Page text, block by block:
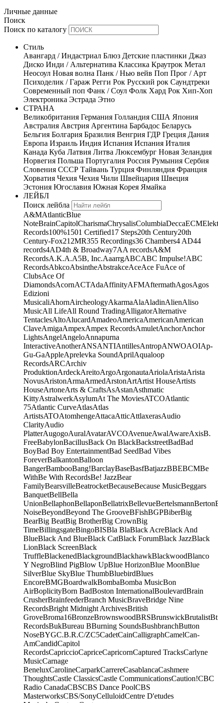
Личные данные
Поиск
Поиск по каталогу
Стиль
Авангард / Индастриал Блюз Детские пластинки Джаз
Диско Инди / Альтернатива Классика Краутрок Метал
Неосоул Новая волна Панк / Нью вейв Поп Прог / Арт
Психоделик / Гараж Регги Рок Русский рок Саундтреки
Современный поп Фанк / Соул Фолк Хард Рок Хип-Хоп
Электроника Эстрада Этно
СТРАНА
Великобритания Германия Голландия США Япония
Австралия Австрия Аргентина Барбадос Беларусь
Бельгия Болгария Бразилия Венгрия ГДР Греция Дания
Европа Израиль Индия Испания Испания Италия
Канада Куба Латвия Литва Люксембург Новая Зеландия
Норвегия Польша Португалия Россия Румыния Сербия
Словения СССР Тайвань Турция Финляндия Франция
Хорватия Чехия Чехия Чили Швейцария Швеция
Эстония Югославия Южная Корея Ямайка
ЛЕЙБЛ
Поиск лейбла
A&MAtlanticBlue
NoteBrainCapitolCharismaChrysalisColumbiaDeccaECM
Records100%1501 Certified17 Steps20th Century20th
Century-Fox21 2MR355 Recordings36 Chambers4 AD44
records4AD4th & Broadway7AA recordsA&M
RecordsA.K.A.A5B, Inc.AaarrgABCABC Impulse!ABC
RecordsAbkcoAbsintheAbstrakceAceAce FuAce of
ClubsAce Of
DiamondsAcornACTAdaAffinityAFMAftermathAgosAgos
Edizioni
MusicaliAhornAircheologyAkarmaAlaAladinAlienAliso
MusicAll LifeAll Round TradingAlligatorAlternative
TentaclesAltoAlucardAmadeoAmericaAmericanAmerican
ClaveAmigaAmpexAmpex RecordsAmuletAnchorAnchor
LightsAngelAngeloAnnapurna
InteractiveAnotherANSANTIAntillesAntropANWOAOIAp-
Gu-GaAppleAprelevka SoundAprilAqualoop
RecordsARCArchiv
ProduktionArdeckAreitoArgoArgonautaAriolaAristaArista
NovusAristonArmaArmedArstonArtArtist HouseArtists
HouseArtoneArts & CraftsAsAstanAsthmatic
KittyAstralwerkAsylumAt The MoviesATCOAtlantic
75Atlantic CurveAtlasAtlas
ArtistsATOAtomhengeAttacaAtticAttlaxerasAudio
ClarityAudio
PlatterAugogoAuralAvatarAVCOAvenueAwalAwareAxisB.
FreeBabylonBacillusBack On BlackBackstreetBadBad
BoyBad Boy EntertainmentBad SeedBad Vibes
ForeverBalkantonBalloon
BangerBambooBang!BarclayBaseBasfBatjazzBBEBCMBe
WithBe With RecordsBe! JazzBear
FamilyBearsvilleBeatrocketBecauseBecause MusicBeggars
BanquetBellBella
UnionBellaphonBellaponBellatrixBellevueBertelsmannBerton
NoiseBeyondBeyond The GrooveBFishBGPBiberBig
BearBig BeatBig BrotherBig CrownBig
TimeBillingsgateBingoBISBla BlaBlack AcreBlack And
BlueBlack And BlueBlack CatBlack ForumBlack JazzBlack
LionBlack ScreenBlack
TruffleBlackenedBlackgroundBlackhawkBlackwoodBlanco
Y NegroBlind PigBlow UpBlue HorizonBlue MoonBlue
SilverBlue SkyBlue ThumbBluebirdBlues
EncoreBMGBoardwalkBombaBomba MusicBon
AirBoplicityBorn BadBoston InternationalBoulevardBrain
CrusherBrainfeederBranch MusicBraveBridge Nine
RecordsBright Midnight ArchivesBritish
GroveBroma16BronzeBrownswoodBRSBrunswickBrutalist
RecordsBukBureau BBurning SoundsBushbranchButton
NoseBYGC.B.R.C/ZC5CadetCainCalligraphCamelCan-
AmCandidCapitol
RecordsCapriccioCapriceCapricornCaptured TracksCarlyne
MusicCarnage
BeneluxCarolineCarparkCarrereCasablancaCashmere
ThoughtsCastle ClassicsCastle CommunicationsCaution!CBC
Radio CanadaCBSCBS Dance PoolCBS
MasterworksCBS/SonyCelluloidCentre D'etudes